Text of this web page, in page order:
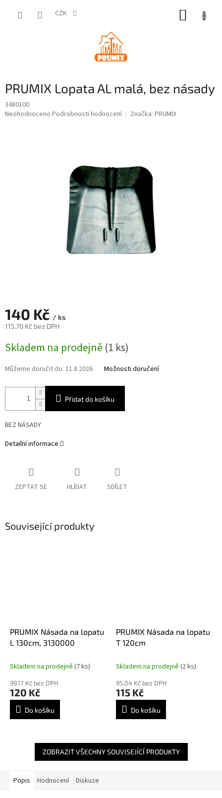
CZK
PRUMIX Lopata AL malá, bez násady
3480100
Průměrné
Neohodnoceno Podrobnosti hodnocení Značka: PRUMIX
140 Kč / ks
115,70 Kč bez DPH
cena:
Skladem na prodejně (1 ks)
Můžeme doručit do: 11.8.2026 Možnosti doručení
Přidat do košíku
BEZ NÁSADY
Detailní informace
ZEPTAT SE HLÍDAT SDÍLET
Související produkty
PRUMIX Násada na lopatu
L 130cm, 3130000
Skladem na prodejně (7 ks)
99,17 Kč bez DPH
120 Kč
Do košíku
PRUMIX Násada na lopatu
T 120cm
Skladem na prodejně (2 ks)
95,04 Kč bez DPH
115 Kč
Do košíku
ZOBRAZIT VŠECHNY SOUVISEJÍCÍ PRODUKTY
Popis Hodnocení Diskuze